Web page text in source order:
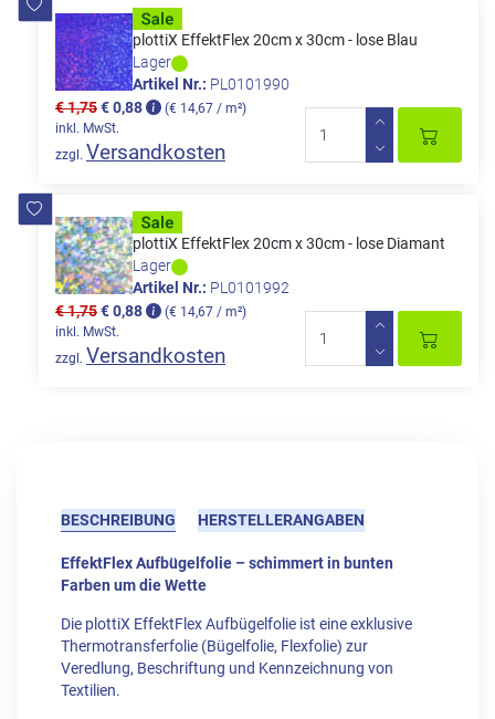
plottiX EffektFlex 20cm x 30cm - lose Blau
Lager
Artikel Nr.: PL0101990
€ 1,75€ 0,88
(€ 14,67 / m²)
inkl. MwSt.
zzgl. Versandkosten
plottiX EffektFlex 20cm x 30cm - lose Diamant
Lager
Artikel Nr.: PL0101992
€ 1,75€ 0,88
(€ 14,67 / m²)
inkl. MwSt.
zzgl. Versandkosten
BESCHREIBUNG HERSTELLERANGABEN
EffektFlex Aufbügelfolie – schimmert in bunten
Farben um die Wette
Die plottiX EffektFlex Aufbügelfolie ist eine exklusive
Thermotransferfolie (Bügelfolie, Flexfolie) zur
Veredlung, Beschriftung und Kennzeichnung von
Textilien.